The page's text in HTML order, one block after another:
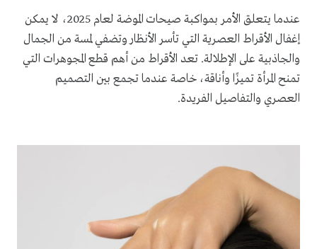
عندما يتعلق الأمر بمواكبة صيحات الموضة لعام 2025، لا يمكن
إغفال الأقراط العصرية التي تأسر الأنظار وتضفي لمسة من الجمال
والجاذبية على الإطلالة. تعد الأقراط من أهم قطع المجوهرات التي
تمنح المرأة تميزًا وأناقة، خاصة عندما تجمع بين التصميم
العصري والتفاصيل الفريدة.